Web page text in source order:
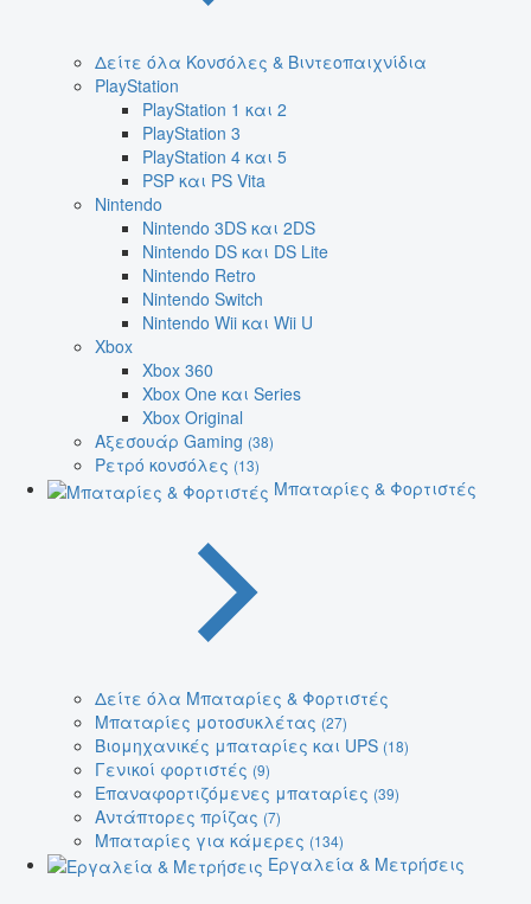
Δείτε όλα Κονσόλες & Βιντεοπαιχνίδια
PlayStation
PlayStation 1 και 2
PlayStation 3
PlayStation 4 και 5
PSP και PS Vita
Nintendo
Nintendo 3DS και 2DS
Nintendo DS και DS Lite
Nintendo Retro
Nintendo Switch
Nintendo Wii και Wii U
Xbox
Xbox 360
Xbox One και Series
Xbox Original
Αξεσουάρ Gaming (38)
Ρετρό κονσόλες (13)
Μπαταρίες & Φορτιστές
Δείτε όλα Μπαταρίες & Φορτιστές
Μπαταρίες μοτοσυκλέτας (27)
Βιομηχανικές μπαταρίες και UPS (18)
Γενικοί φορτιστές (9)
Επαναφορτιζόμενες μπαταρίες (39)
Αντάπτορες πρίζας (7)
Μπαταρίες για κάμερες (134)
Εργαλεία & Μετρήσεις